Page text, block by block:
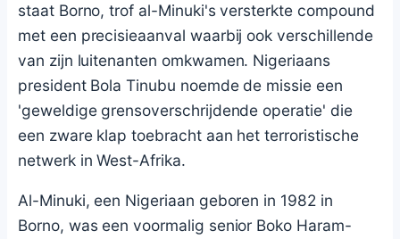
staat Borno, trof al-Minuki's versterkte compound
met een precisieaanval waarbij ook verschillende
van zijn luitenanten omkwamen. Nigeriaans
president Bola Tinubu noemde de missie een
'geweldige grensoverschrijdende operatie' die
een zware klap toebracht aan het terroristische
netwerk in West-Afrika.
Al-Minuki, een Nigeriaan geboren in 1982 in
Borno, was een voormalig senior Boko Haram-